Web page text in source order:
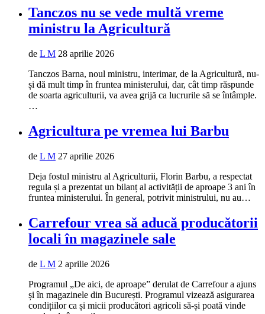
Tanczos nu se vede multă vreme
ministru la Agricultură
de L M 28 aprilie 2026
Tanczos Barna, noul ministru, interimar, de la Agricultură, nu-
și dă mult timp în fruntea ministerului, dar, cât timp răspunde
de soarta agriculturii, va avea grijă ca lucrurile să se întâmple.
…
Agricultura pe vremea lui Barbu
de L M 27 aprilie 2026
Deja fostul ministru al Agriculturii, Florin Barbu, a respectat
regula și a prezentat un bilanț al activității de aproape 3 ani în
fruntea ministerului. În general, potrivit ministrului, nu au…
Carrefour vrea să aducă producătorii
locali în magazinele sale
de L M 2 aprilie 2026
Programul „De aici, de aproape” derulat de Carrefour a ajuns
și în magazinele din București. Programul vizează asigurarea
condițiilor ca și micii producători agricoli să-și poată vinde